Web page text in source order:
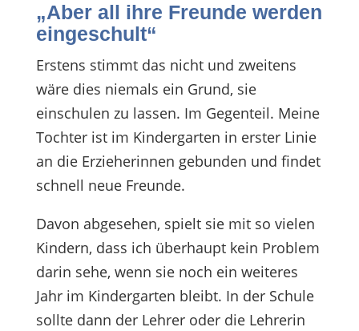
„Aber all ihre Freunde werden
eingeschult“
Erstens stimmt das nicht und zweitens
wäre dies niemals ein Grund, sie
einschulen zu lassen. Im Gegenteil. Meine
Tochter ist im Kindergarten in erster Linie
an die Erzieherinnen gebunden und findet
schnell neue Freunde.
Davon abgesehen, spielt sie mit so vielen
Kindern, dass ich überhaupt kein Problem
darin sehe, wenn sie noch ein weiteres
Jahr im Kindergarten bleibt. In der Schule
sollte dann der Lehrer oder die Lehrerin